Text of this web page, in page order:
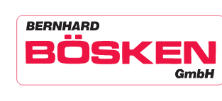
Zur Hauptnavigation springen